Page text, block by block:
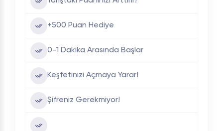
+500 Puan Hediye
0-1 Dakika Arasında Başlar
Keşfetinizi Açmaya Yarar!
Şifreniz Gerekmiyor!